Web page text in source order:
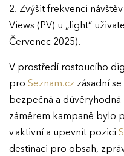
2. Zvýšit frekvenci
Views (PV) u „light“
Červenec 2025).
V prostředí rostoucího
pro Seznam.cz zásadní
bezpečná a
záměrem kampaně bylo
v aktivní a upevnit pozici
destinaci pro obsah,